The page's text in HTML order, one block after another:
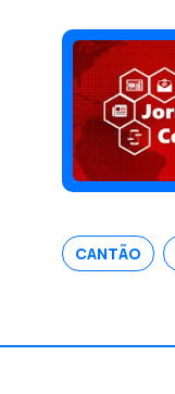
CANTÃO